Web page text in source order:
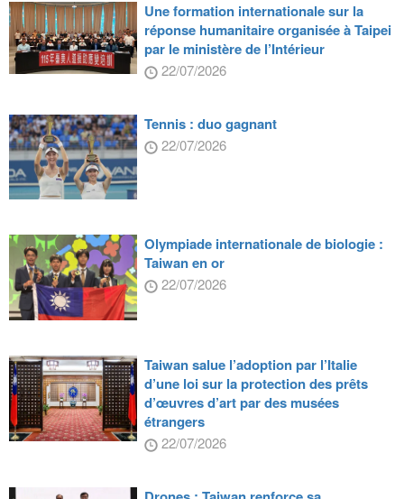
Une formation internationale sur la
réponse humanitaire organisée à Taipei
par le ministère de l’Intérieur
22/07/2026
Tennis : duo gagnant
22/07/2026
Olympiade internationale de biologie :
Taiwan en or
22/07/2026
Taiwan salue l’adoption par l’Italie
d’une loi sur la protection des prêts
d’œuvres d’art par des musées
étrangers
22/07/2026